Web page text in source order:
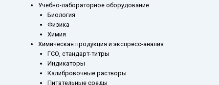
Учебно-лабораторное оборудование
Биология
Физика
Химия
Химическая продукция и экспресс-анализ
ГСО, стандарт-титры
Индикаторы
Калибровочные растворы
Питательные среды